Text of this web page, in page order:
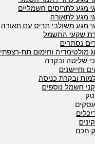
מגע לתריסים חשמליים
מגע לתאורה
מגע משולבי תריס עם תאורה
שקעי החשמל
נסתרים
מולטימדיה וחימום תת-רצפתי
שליטה ובקרה
וחיישנים
ובקרת כניסה
חשמל נוספים
חכם